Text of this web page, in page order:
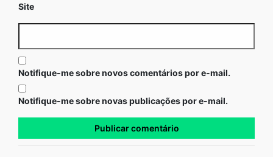
Site
Notifique-me sobre novos comentários por e-mail.
Notifique-me sobre novas publicações por e-mail.